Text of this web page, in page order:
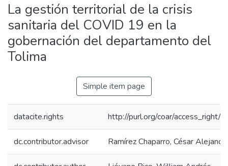
La gestión territorial de la crisis
sanitaria del COVID 19 en la
gobernación del departamento del
Tolima
Simple item page
datacite.rights http://purl.org/coar/access_right/
dc.contributor.advisor Ramírez Chaparro, César